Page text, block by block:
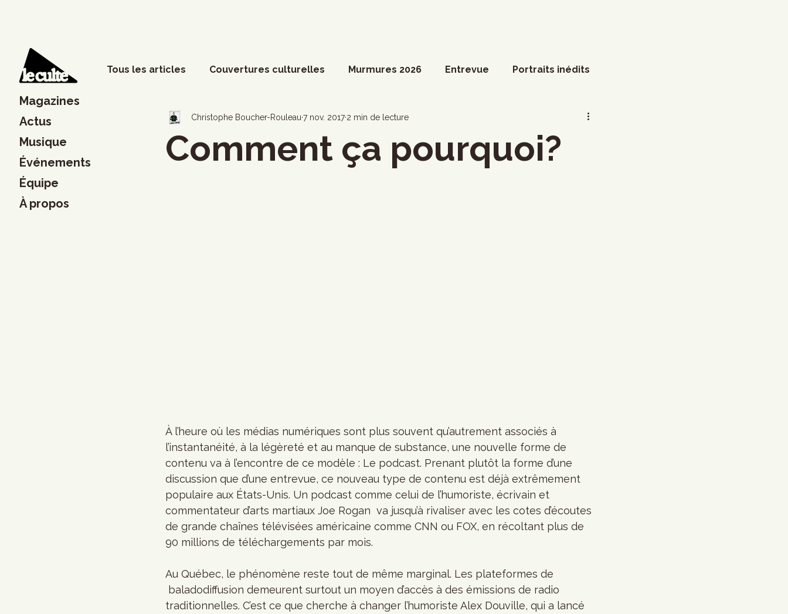
Magazines
Actus
Musique
Événements
Équipe
À propos
Tous les articles Couvertures culturelles Murmures 2026 Entrevue Portraits inédits
Phénomènes sociaux Dossier spécial Actualités du Culte Arts visuels
Musique Société Divers Coup de coeur francophone Marathon
Comment ça pourquoi?
Christophe Boucher-Rouleau 7 nov. 2017 2 min de lecture
À l’heure où les médias numériques sont plus souvent qu’autrement associés à
l’instantanéité, à la légèreté et au manque de substance, une nouvelle forme de
contenu va à l’encontre de ce modèle : Le podcast. Prenant plutôt la forme d’une
discussion que d’une entrevue, ce nouveau type de contenu est déjà extrêmement
populaire aux États-Unis. Un podcast comme celui de l’humoriste, écrivain et
commentateur d’arts martiaux Joe Rogan  va jusqu’à rivaliser avec les cotes d’écoutes
de grande chaînes télévisées américaine comme CNN ou FOX, en récoltant plus de
90 millions de téléchargements par mois.
Au Québec, le phénomène reste tout de même marginal. Les plateformes de
baladodiffusion demeurent surtout un moyen d’accès à des émissions de radio
traditionnelles. C’est ce que cherche à changer l’humoriste Alex Douville, qui a lancé